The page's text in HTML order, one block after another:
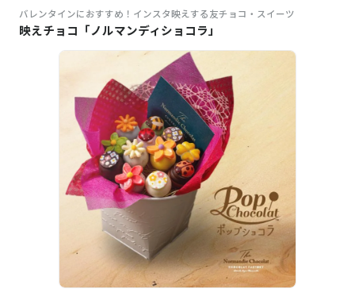
バレンタインにおすすめ！インスタ映えする友チョコ・スイーツ
映えチョコ「ノルマンディショコラ」